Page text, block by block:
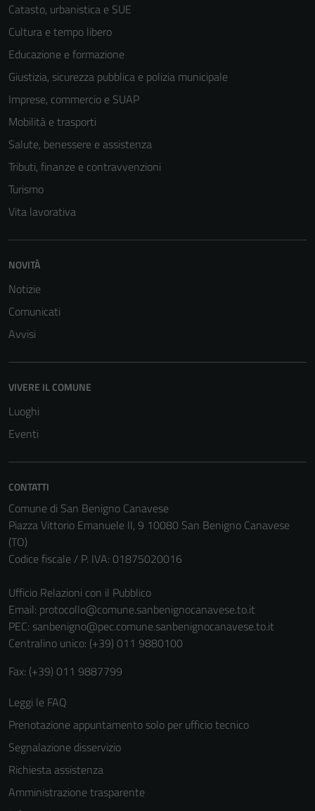
Catasto, urbanistica e SUE
Cultura e tempo libero
Educazione e formazione
Giustizia, sicurezza pubblica e polizia municipale
Imprese, commercio e SUAP
Mobilità e trasporti
Salute, benessere e assistenza
Tributi, finanze e contravvenzioni
Turismo
Vita lavorativa
NOVITÀ
Notizie
Comunicati
Avvisi
VIVERE IL COMUNE
Luoghi
Eventi
CONTATTI
Comune di San Benigno Canavese
Piazza Vittorio Emanuele II, 9 10080 San Benigno Canavese
(TO)
Codice fiscale / P. IVA: 01875020016
Ufficio Relazioni con il Pubblico
Email: protocollo@comune.sanbenignocanavese.to.it
PEC: sanbenigno@pec.comune.sanbenignocanavese.to.it
Centralino unico: (+39) 011 9880100
Fax: (+39) 011 9887799
Leggi le FAQ
Prenotazione appuntamento solo per ufficio tecnico
Segnalazione disservizio
Richiesta assistenza
Amministrazione trasparente
funzionamento